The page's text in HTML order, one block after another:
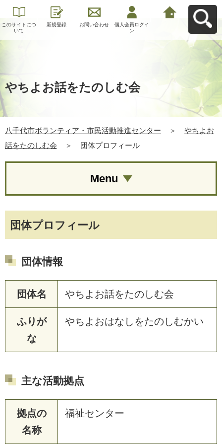
このサイトにつ
いて
新規登録 お問い合わせ
個人会員ログイ
ン
やちよお話をたのしむ会
八千代市ボランティア・市民活動推進センター ＞
やちよお
話をたのしむ会
＞ 団体プロフィール
団体プロフィール
団体情報
団体名 やちよお話をたのしむ会
ふりが
な
やちよおはなしをたのしむかい
主な活動拠点
拠点の
名称
福祉センター
Menu